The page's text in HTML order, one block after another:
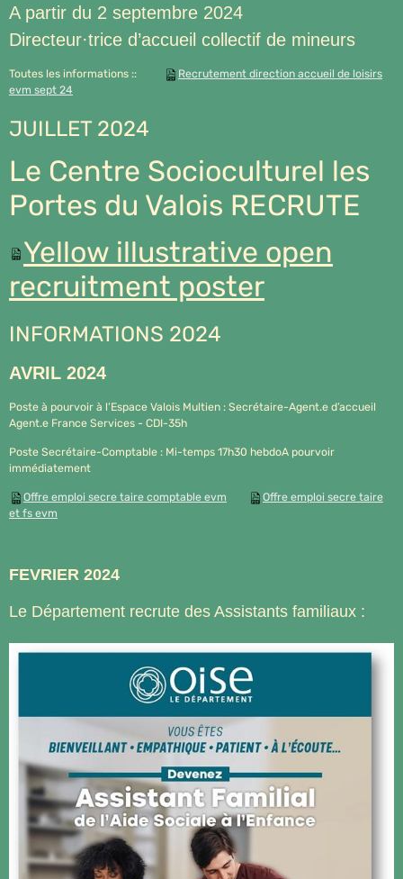
A partir du 2 septembre 2024
Directeur·trice d’accueil collectif de mineurs
Toutes les informations ::
Recrutement direction accueil de loisirs
evm sept 24
JUILLET 2024
Le Centre Socioculturel les
Portes du Valois RECRUTE
Yellow illustrative open
recruitment poster
INFORMATIONS 2024
AVRIL 2024
Poste à pourvoir à l’Espace Valois Multien : Secrétaire-Agent.e d’accueil
Agent.e France Services - CDI-35h
Poste Secrétaire-Comptable : Mi-temps 17h30 hebdoA pourvoir
immédiatement
Offre emploi secre taire comptable evm
Offre emploi secre taire
et fs evm
FEVRIER 2024
Le Département recrute des Assistants familiaux :